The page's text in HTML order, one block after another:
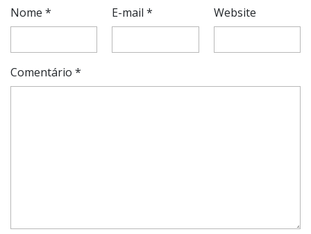
Nome * E-mail* Website
Comentário *